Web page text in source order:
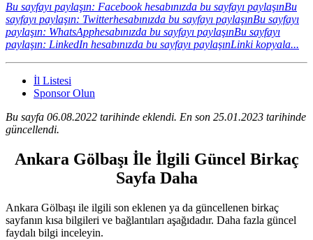
Bu sayfayı paylaşın: Facebook hesabınızda bu sayfayı paylaşınBu
sayfayı paylaşın: Twitterhesabınızda bu sayfayı paylaşınBu sayfayı
paylaşın: WhatsApphesabınızda bu sayfayı paylaşınBu sayfayı
paylaşın: LinkedIn hesabınızda bu sayfayı paylaşınLinki kopyala...
İl Listesi
Sponsor Olun
Bu sayfa 06.08.2022 tarihinde eklendi. En son 25.01.2023 tarihinde
güncellendi.
Ankara Gölbaşı İle İlgili Güncel Birkaç
Sayfa Daha
Ankara Gölbaşı ile ilgili son eklenen ya da güncellenen birkaç
sayfanın kısa bilgileri ve bağlantıları aşağıdadır. Daha fazla güncel
faydalı bilgi inceleyin.